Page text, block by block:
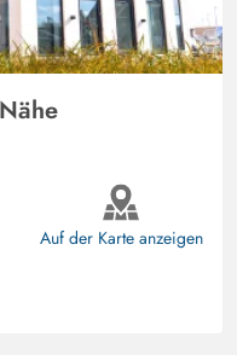
Auf der Karte anzeigen